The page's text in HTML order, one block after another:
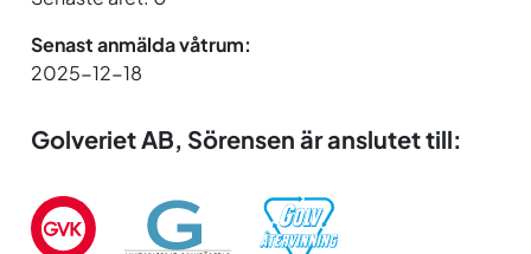
Senast anmälda våtrum:
2025-12-18
Golveriet AB, Sörensen är anslutet till: